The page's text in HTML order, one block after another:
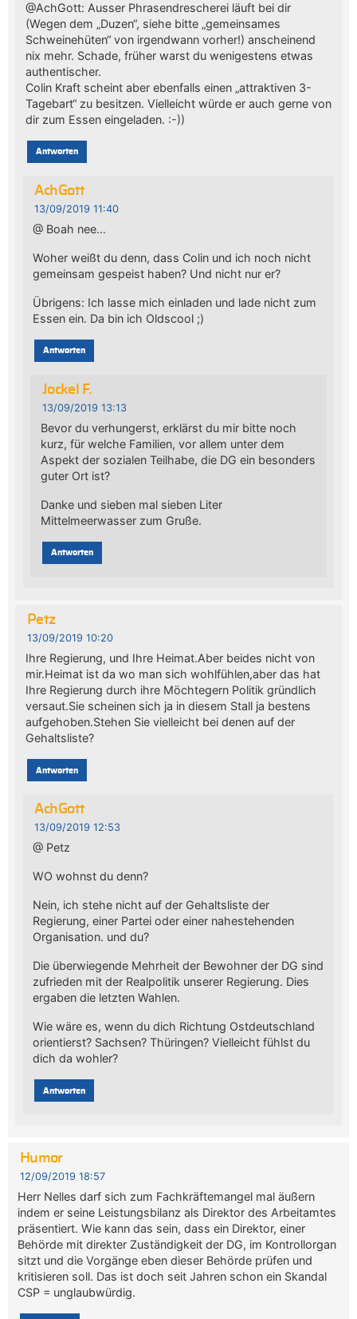
@AchGott: Ausser Phrasendrescherei läuft bei dir
(Wegen dem „Duzen“, siehe bitte „gemeinsames
Schweinehüten“ von irgendwann vorher!) anscheinend
nix mehr. Schade, früher warst du wenigestens etwas
authentischer.
Colin Kraft scheint aber ebenfalls einen „attraktiven 3-
Tagebart“ zu besitzen. Vielleicht würde er auch gerne von
dir zum Essen eingeladen. :-))
Antworten
AchGott
13/09/2019 11:40
@ Boah nee…
Woher weißt du denn, dass Colin und ich noch nicht
gemeinsam gespeist haben? Und nicht nur er?
Übrigens: Ich lasse mich einladen und lade nicht zum
Essen ein. Da bin ich Oldscool ;)
Antworten
Jockel F.
13/09/2019 13:13
Bevor du verhungerst, erklärst du mir bitte noch
kurz, für welche Familien, vor allem unter dem
Aspekt der sozialen Teilhabe, die DG ein besonders
guter Ort ist?
Danke und sieben mal sieben Liter
Mittelmeerwasser zum Gruße.
Antworten
Petz
13/09/2019 10:20
Ihre Regierung, und Ihre Heimat.Aber beides nicht von
mir.Heimat ist da wo man sich wohlfühlen,aber das hat
Ihre Regierung durch ihre Möchtegern Politik gründlich
versaut.Sie scheinen sich ja in diesem Stall ja bestens
aufgehoben.Stehen Sie vielleicht bei denen auf der
Gehaltsliste?
Antworten
AchGott
13/09/2019 12:53
@ Petz
WO wohnst du denn?
Nein, ich stehe nicht auf der Gehaltsliste der
Regierung, einer Partei oder einer nahestehenden
Organisation. und du?
Die überwiegende Mehrheit der Bewohner der DG sind
zufrieden mit der Realpolitik unserer Regierung. Dies
ergaben die letzten Wahlen.
Wie wäre es, wenn du dich Richtung Ostdeutschland
orientierst? Sachsen? Thüringen? Vielleicht fühlst du
dich da wohler?
Antworten
Humor
12/09/2019 18:57
Herr Nelles darf sich zum Fachkräftemangel mal äußern
indem er seine Leistungsbilanz als Direktor des Arbeitamtes
präsentiert. Wie kann das sein, dass ein Direktor, einer
Behörde mit direkter Zuständigkeit der DG, im Kontrollorgan
sitzt und die Vorgänge eben dieser Behörde prüfen und
kritisieren soll. Das ist doch seit Jahren schon ein Skandal
CSP = unglaubwürdig.